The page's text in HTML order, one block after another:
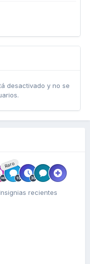
desactivado y no se
Raro
recientes